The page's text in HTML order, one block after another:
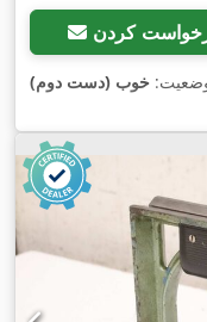
کردن
خوب (دست دوم)